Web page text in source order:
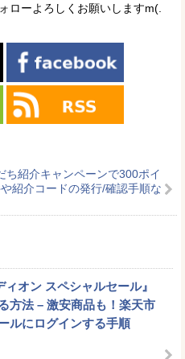
ローよろしくお願いしますm(.
ち紹介キャンペーンで300ポイ
紹介コードの発行/確認手順な
ィオン スペシャルセール』
方法 – 激安商品も！楽天市
ルにログインする手順